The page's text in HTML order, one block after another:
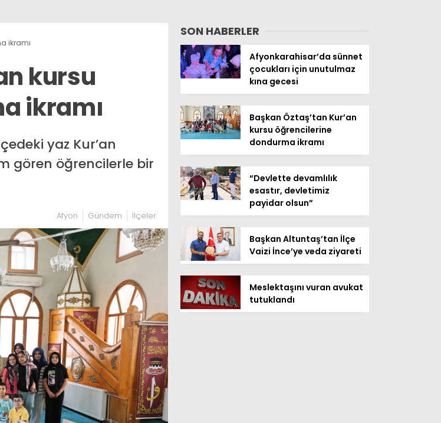
ikramı
kursu
ikramı
yaz Kur’an
gören öğrencilerle bir
Afyon Gündem İlçeler
SON HABERLER
Afyonkarahisar’da sünnet
çocukları için unutulmaz
kına gecesi
Başkan Öztaş’tan Kur’an
kursu öğrencilerine
dondurma ikramı
“Devlette devamlılık
esastır, devletimiz
payidar olsun”
Başkan Altuntaş’tan İlçe
Vaizi İnce’ye veda ziyareti
Meslektaşını vuran avukat
tutuklandı